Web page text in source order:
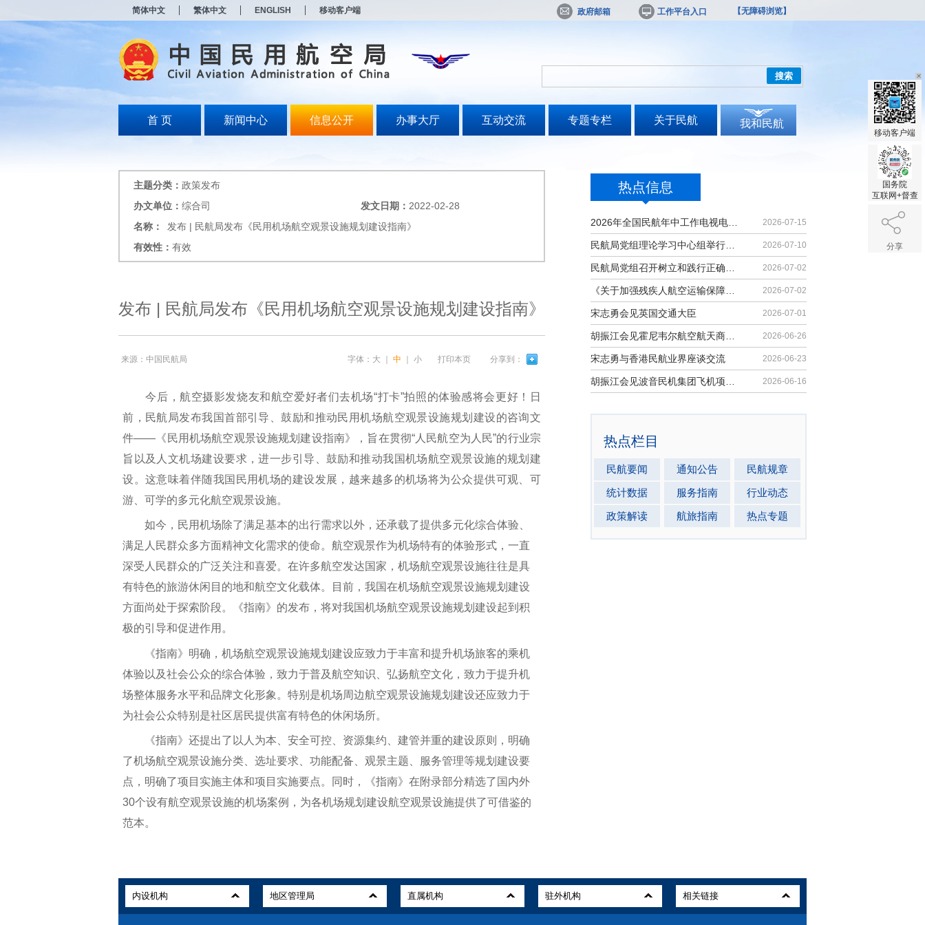
简体中文 繁体中文 ENGLISH 移动客户端 政府邮箱 工作平台入口 【无障碍浏览】
搜索
首 页 新闻中心 信息公开 办事大厅 互动交流 专题专栏 关于民航 我和民航
热点信息
2026-07-15
2026-07-10
2026-07-02
2026-07-02
宋志勇会见英国交通大臣 2026-07-01
2026-06-26
宋志勇与香港民航业界座谈交流 2026-06-23
2026-06-16
热点栏目
民航要闻 通知公告
民航规章
统计数据
服务指南
行业动态
政策解读
航旅指南 热点专题
主题分类： 政策发布
办文单位： 综合司 发文日期： 2022-02-28
名称：
发布 | 民航局发布《民用机场航空观景设施规划建设指南》
有效性： 有效
发布 | 民航局发布《民用机场航空观景设施规划建设指南》
来源：中国民航局 字体： 大 中 小 打印本页 分享到：
今后，航空摄影发烧友和航空爱好者们去机场“打卡”拍照的体验感将会更好！日
前，民航局发布我国首部引导、鼓励和推动民用机场航空观景设施规划建设的咨询文
件——《民用机场航空观景设施规划建设指南》，旨在贯彻“人民航空为人民”的行业宗
旨以及人文机场建设要求，进一步引导、鼓励和推动我国机场航空观景设施的规划建
设。这意味着伴随我国民用机场的建设发展，越来越多的机场将为公众提供可观、可
游、可学的多元化航空观景设施。
如今，民用机场除了满足基本的出行需求以外，还承载了提供多元化综合体验、
满足人民群众多方面精神文化需求的使命。航空观景作为机场特有的体验形式，一直
深受人民群众的广泛关注和喜爱。在许多航空发达国家，机场航空观景设施往往是具
有特色的旅游休闲目的地和航空文化载体。目前，我国在机场航空观景设施规划建设
方面尚处于探索阶段。《指南》的发布，将对我国机场航空观景设施规划建设起到积
极的引导和促进作用。
《指南》明确，机场航空观景设施规划建设应致力于丰富和提升机场旅客的乘机
体验以及社会公众的综合体验，致力于普及航空知识、弘扬航空文化，致力于提升机
场整体服务水平和品牌文化形象。特别是机场周边航空观景设施规划建设还应致力于
为社会公众特别是社区居民提供富有特色的休闲场所。
《指南》还提出了以人为本、安全可控、资源集约、建管并重的建设原则，明确
了机场航空观景设施分类、选址要求、功能配备、观景主题、服务管理等规划建设要
点，明确了项目实施主体和项目实施要点。同时，《指南》在附录部分精选了国内外
30个设有航空观景设施的机场案例，为各机场规划建设航空观景设施提供了可借鉴的
范本。
移动客户端
国务院
互联网+督查
分享
打
无
障